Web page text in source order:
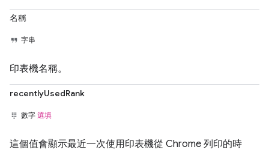
名稱
字串
印表機名稱。
recentlyUsedRank
數字 選填
這個值會顯示最近一次使用印表機從 Chrome 列印的時